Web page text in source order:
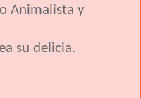
Animalista y
su delicia.